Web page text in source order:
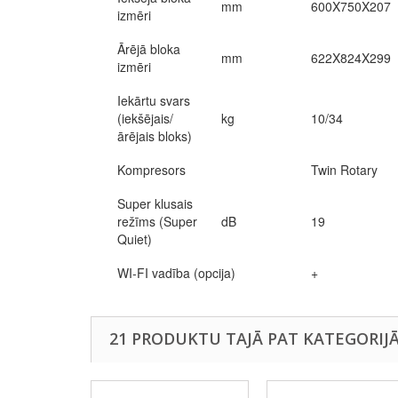
izmēri
mm 600X750X207
Ārējā bloka
izmēri
mm 622X824X299
Iekārtu svars
(iekšējais/
ārējais bloks)
kg 10/34
Kompresors
Twin Rotary
Super klusais
režīms (Super
Quiet)
dB 19
WI-FI vadība (opcija) +
21 PRODUKTU TAJĀ PAT